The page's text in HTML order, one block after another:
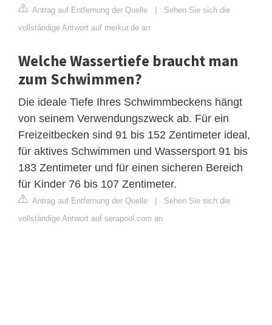
Antrag auf Entfernung der Quelle | Sehen Sie sich die
vollständige Antwort auf merkur.de an
Welche Wassertiefe braucht man
zum Schwimmen?
Die ideale Tiefe Ihres Schwimmbeckens hängt
von seinem Verwendungszweck ab. Für ein
Freizeitbecken sind 91 bis 152 Zentimeter ideal,
für aktives Schwimmen und Wassersport 91 bis
183 Zentimeter und für einen sicheren Bereich
für Kinder 76 bis 107 Zentimeter.
Antrag auf Entfernung der Quelle | Sehen Sie sich die
vollständige Antwort auf serapool.com an